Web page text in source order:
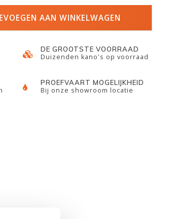
AAN WINKELWAGEN
DE GROOTSTE VOORRAAD
Duizenden kano's op voorraad
PROEFVAART MOGELIJKHEID
Bij onze showroom locatie